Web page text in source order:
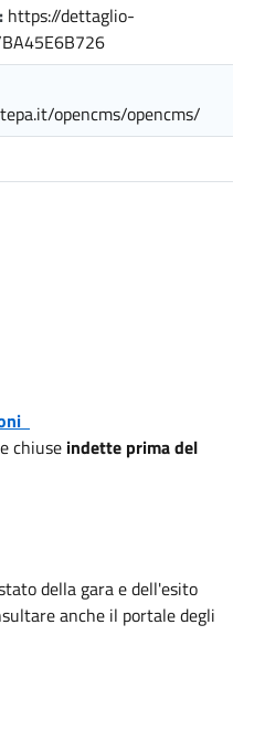
https://dettaglio-
opencms/opencms/
chiuse indette prima del
della gara e dell'esito
anche il portale degli